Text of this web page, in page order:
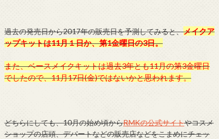
過去の発売日から2017年の販売日を予測してみると、メイクア
ップキットは11月１日か、第1金曜日の3日。
また、ベースメイクキットは過去3年とも11月の第3金曜日
でしたので、11月17日(金)ではないかと思われます。
どちらにしても、10月の始め頃からRMKの公式サイトやコスメ
ショップの店頭、デパートなどの販売店などをこまめにチェッ